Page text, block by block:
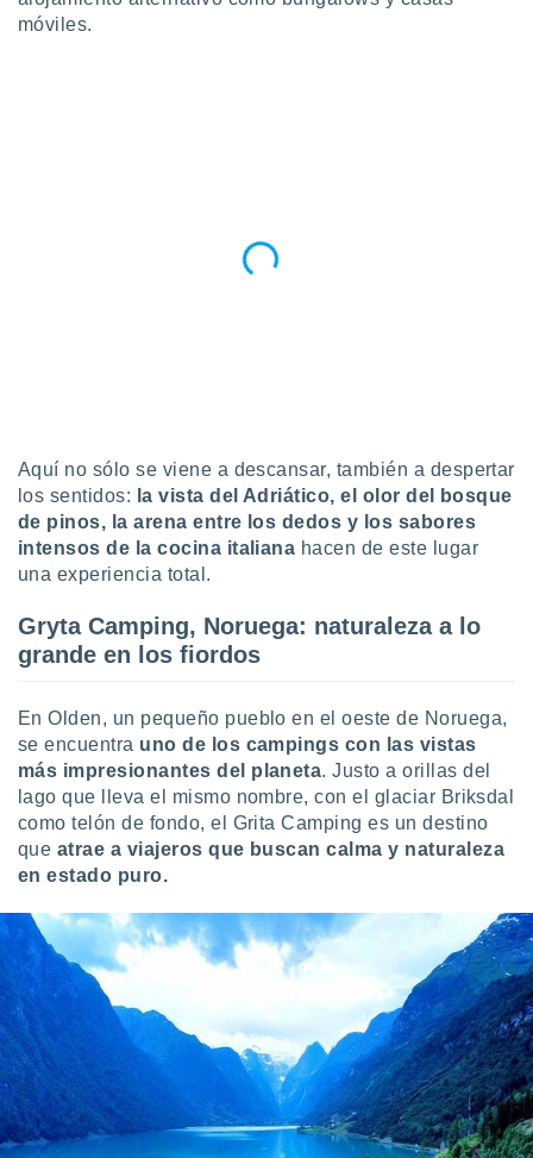
móviles.
Aquí no sólo se viene a descansar, también a despertar
los sentidos: la vista del Adriático, el olor del bosque
de pinos, la arena entre los dedos y los sabores
intensos de la cocina italiana hacen de este lugar
una experiencia total.
Gryta Camping, Noruega: naturaleza a lo
grande en los fiordos
En Olden, un pequeño pueblo en el oeste de Noruega,
se encuentra uno de los campings con las vistas
más impresionantes del planeta. Justo a orillas del
lago que lleva el mismo nombre, con el glaciar Briksdal
como telón de fondo, el Grita Camping es un destino
que atrae a viajeros que buscan calma y naturaleza
en estado puro.